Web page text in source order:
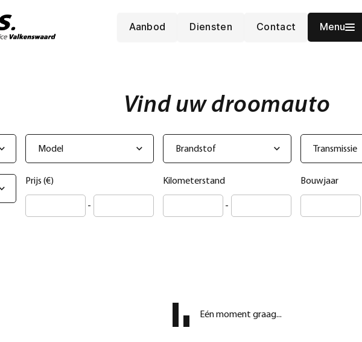
Aanbod Diensten Contact Menu
Vind uw droomauto
Model Brandstof Transmissie
Prijs (€)
-
Kilometerstand
-
Bouwjaar
Eén moment graag...